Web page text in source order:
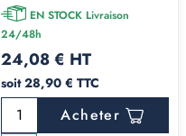
EN STOCK Livraison
24/48h
24,08 € HT
soit 28,90 € TTC
Acheter